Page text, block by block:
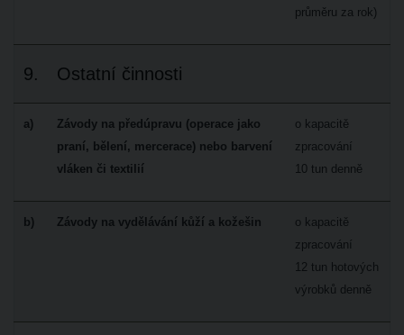
průměru za rok)
9. Ostatní činnosti
a)
Závody na předúpravu (operace jako
praní, bělení, mercerace) nebo barvení
vláken či textilií
o kapacitě
zpracování
10 tun denně
b) Závody na vydělávání kůží a kožešin
o kapacitě
zpracování
12 tun hotových
výrobků denně